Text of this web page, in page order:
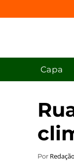
Capa
Por Redação